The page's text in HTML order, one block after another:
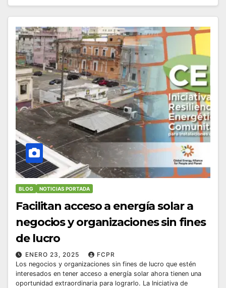
BLOG NOTICIAS PORTADA
Facilitan acceso a energía solar a
negocios y organizaciones sin fines
de lucro
ENERO 23, 2025
FCPR
Los negocios y organizaciones sin fines de lucro que estén
interesados en tener acceso a energía solar ahora tienen una
oportunidad extraordinaria para lograrlo. La Iniciativa de